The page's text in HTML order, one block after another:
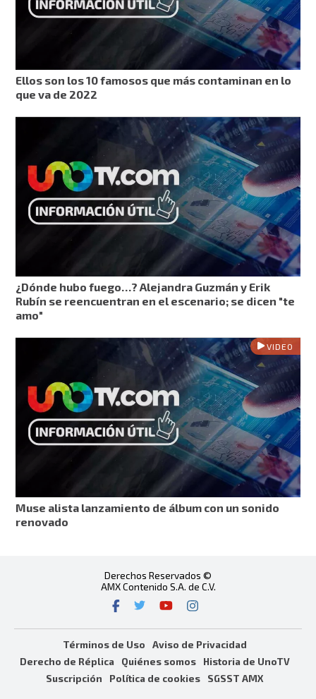
Ellos son los 10 famosos que más contaminan en lo
que va de 2022
¿Dónde hubo fuego…? Alejandra Guzmán y Erik
Rubín se reencuentran en el escenario; se dicen "te
amo"
VIDEO
Muse alista lanzamiento de álbum con un sonido
renovado
Derechos Reservados ©
AMX Contenido S.A. de C.V.
Términos de Uso
Aviso de Privacidad
Derecho de Réplica
Quiénes somos
Historia de UnoTV
Suscripción
Política de cookies SGSST AMX